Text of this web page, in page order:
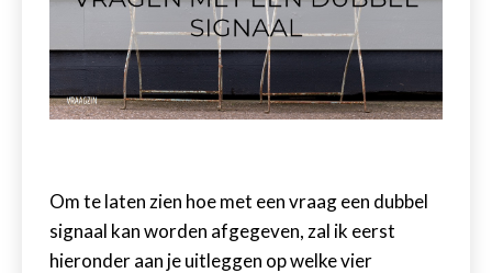
Om te laten zien hoe met een vraag een dubbel
signaal kan worden afgegeven, zal ik eerst
hieronder aan je uitleggen op welke vier